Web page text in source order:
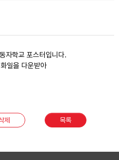
자학교 포스터입니다.
일을 다운받아
제 목록